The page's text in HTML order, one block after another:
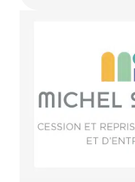
offrant un espace
activités commerciales
🌟 Belle vitrine offrant
🌟 Environnement
de commerces,
🔹 Position stratégique
plus animés de Rennes,
accrue pour votre
Informations Pratiques :
📅 Disponible